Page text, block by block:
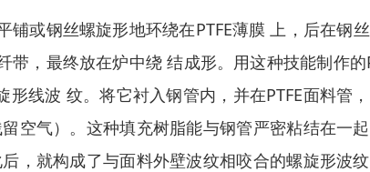
或钢丝螺旋形地环绕在PTFE薄膜 上，后在钢
，最终放在炉中绕 结成形。用这种技能制作的
线波 纹。将它衬入钢管内，并在PTFE面料管
空气）。这种填充树脂能与钢管严密粘结在一
，就构成了与面料外壁波纹相咬合的螺旋形波